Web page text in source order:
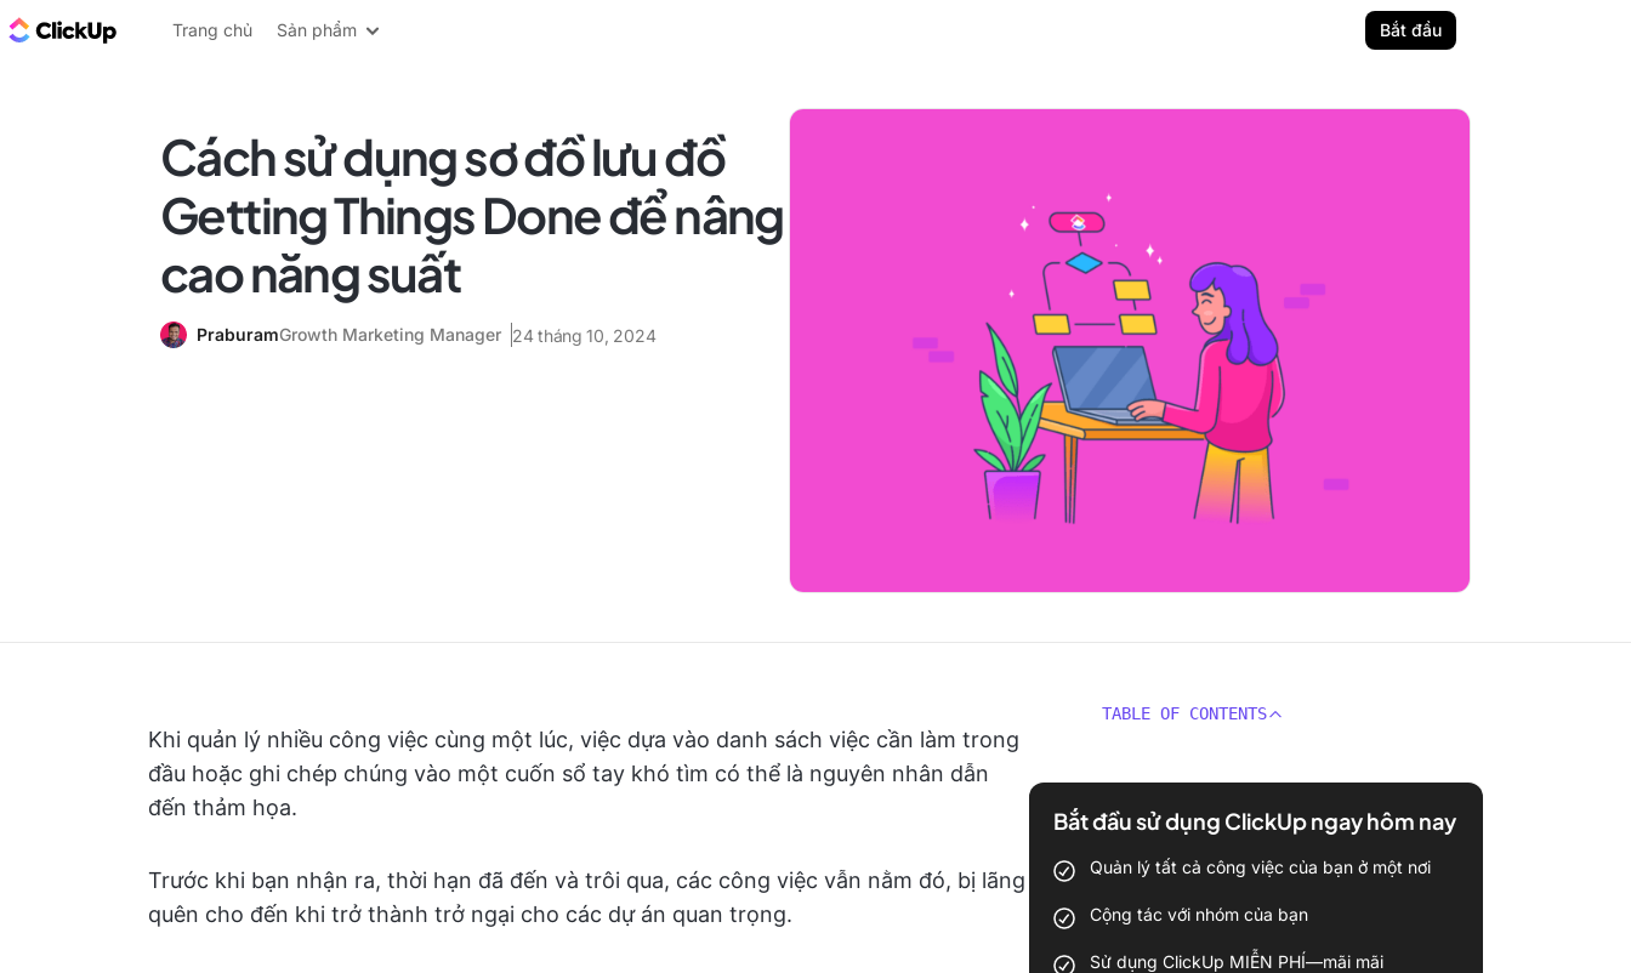
ClickUp Blog
Trang chủ Sản phẩm Bắt đầu
Cách sử dụng sơ đồ lưu đồ
Getting Things Done để nâng
cao năng suất
PraburamGrowth Marketing Manager 24 tháng 10, 2024
Khi quản lý nhiều công việc cùng một lúc, việc dựa vào danh sách việc cần làm trong
đầu hoặc ghi chép chúng vào một cuốn sổ tay khó tìm có thể là nguyên nhân dẫn
đến thảm họa.
Trước khi bạn nhận ra, thời hạn đã đến và trôi qua, các công việc vẫn nằm đó, bị lãng
quên cho đến khi trở thành trở ngại cho các dự án quan trọng.
TABLE OF CONTENTS
Bắt đầu sử dụng ClickUp ngay hôm nay
Quản lý tất cả công việc của bạn ở một nơi
Cộng tác với nhóm của bạn
Sử dụng ClickUp MIỄN PHÍ—mãi mãi